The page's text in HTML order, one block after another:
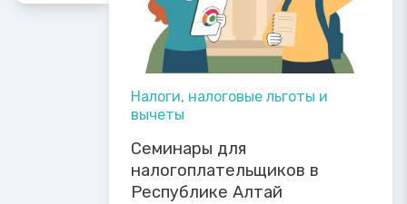
Налоги, налоговые льготы и
вычеты
Семинары для
налогоплательщиков в
Республике Алтай